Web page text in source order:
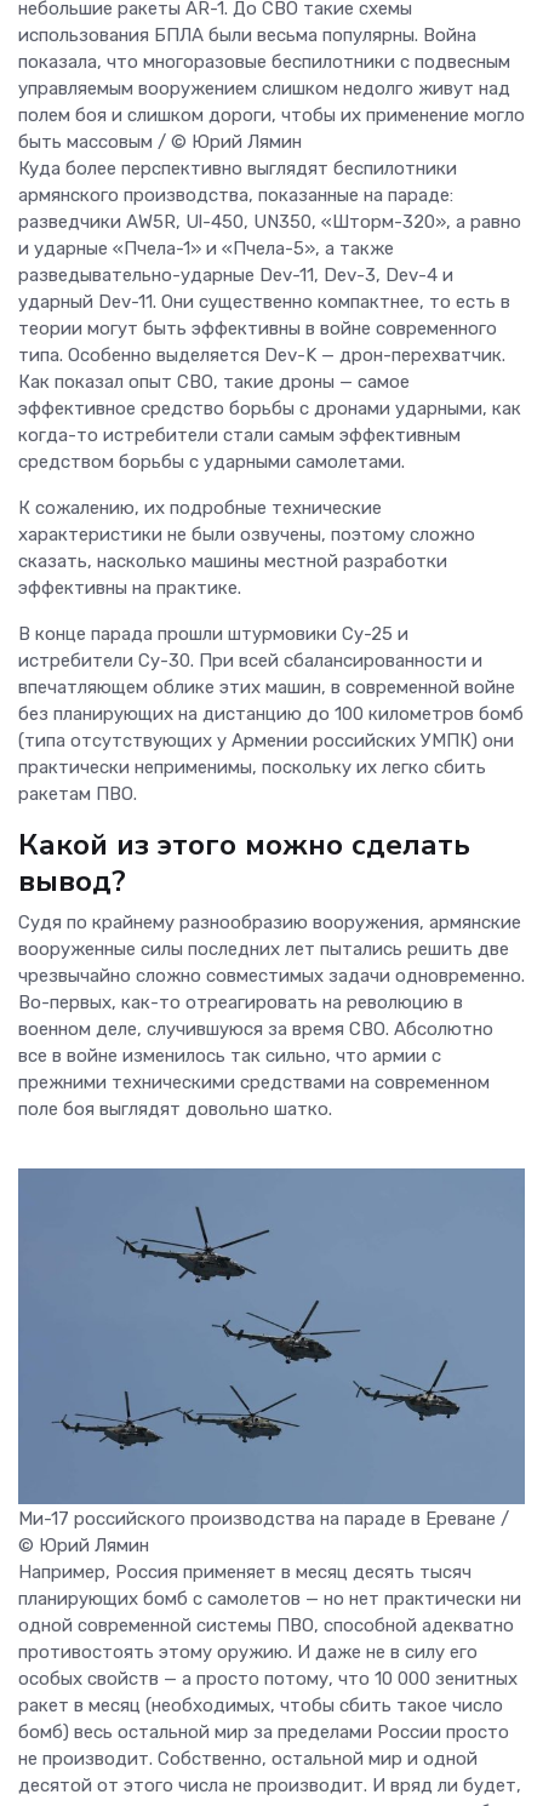
небольшие ракеты AR-1. До СВО такие схемы
использования БПЛА были весьма популярны. Война
показала, что многоразовые беспилотники с подвесным
управляемым вооружением слишком недолго живут над
полем боя и слишком дороги, чтобы их применение могло
быть массовым / © Юрий Лямин
Куда более перспективно выглядят беспилотники
армянского производства, показанные на параде:
разведчики AW5R, Ul-450, UN350, «Шторм-320», а равно
и ударные «Пчела-1» и «Пчела-5», а также
разведывательно-ударные Dev-11, Dev-3, Dev-4 и
ударный Dev-11. Они существенно компактнее, то есть в
теории могут быть эффективны в войне современного
типа. Особенно выделяется Dev-K — дрон-перехватчик.
Как показал опыт СВО, такие дроны — самое
эффективное средство борьбы с дронами ударными, как
когда-то истребители стали самым эффективным
средством борьбы с ударными самолетами.
К сожалению, их подробные технические
характеристики не были озвучены, поэтому сложно
сказать, насколько машины местной разработки
эффективны на практике.
В конце парада прошли штурмовики Су-25 и
истребители Су-30. При всей сбалансированности и
впечатляющем облике этих машин, в современной войне
без планирующих на дистанцию до 100 километров бомб
(типа отсутствующих у Армении российских УМПК) они
практически неприменимы, поскольку их легко сбить
ракетам ПВО.
Какой из этого можно сделать
вывод?
Судя по крайнему разнообразию вооружения, армянские
вооруженные силы последних лет пытались решить две
чрезвычайно сложно совместимых задачи одновременно.
Во-первых, как-то отреагировать на революцию в
военном деле, случившуюся за время СВО. Абсолютно
все в войне изменилось так сильно, что армии с
прежними техническими средствами на современном
поле боя выглядят довольно шатко.
Ми-17 российского производства на параде в Ереване /
© Юрий Лямин
Например, Россия применяет в месяц десять тысяч
планирующих бомб с самолетов — но нет практически ни
одной современной системы ПВО, способной адекватно
противостоять этому оружию. И даже не в силу его
особых свойств — а просто потому, что 10 000 зенитных
ракет в месяц (необходимых, чтобы сбить такое число
бомб) весь остальной мир за пределами России просто
не производит. Собственно, остальной мир и одной
десятой от этого числа не производит. И вряд ли будет,